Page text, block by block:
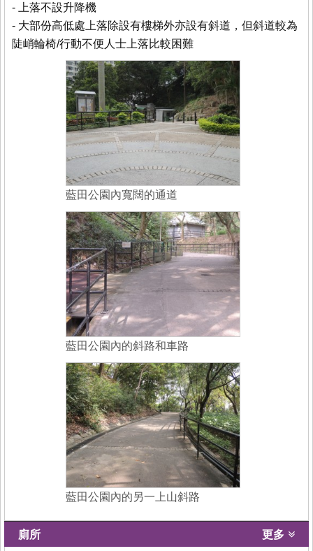
- 上落不設升降機
- 大部份高低處上落除設有樓梯外亦設有斜道，但斜道較為
陡峭輪椅/行動不便人士上落比較困難
藍田公園內寬闊的通道
藍田公園內的斜路和車路
藍田公園內的另一上山斜路
廁所 更多